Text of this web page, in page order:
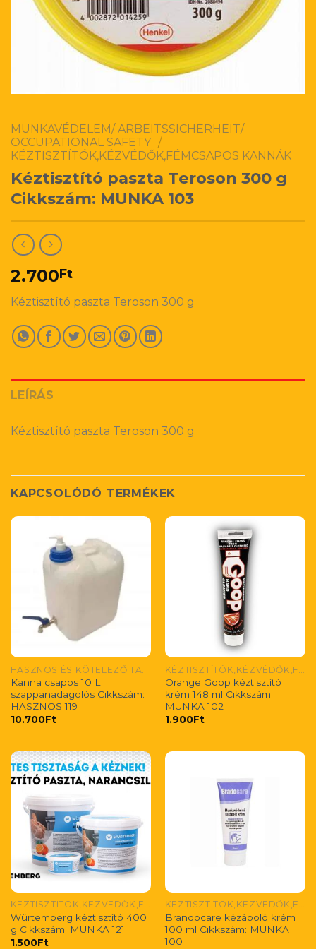
MUNKAVÉDELEM/ ARBEITSSICHERHEIT/
OCCUPATIONAL SAFETY /
KÉZTISZTÍTÓK,KÉZVÉDŐK,FÉMCSAPOS KANNÁK
Kéztisztító paszta Teroson 300 g
Cikkszám: MUNKA 103
2.700Ft
Kéztisztító paszta Teroson 300 g
LEÍRÁS
Kéztisztító paszta Teroson 300 g
KAPCSOLÓDÓ TERMÉKEK
Kanna csapos 10 L
szappanadagolós Cikkszám:
HASZNOS 119
10.700Ft
Orange Goop kéztisztító
krém 148 ml Cikkszám:
MUNKA 102
1.900Ft
KÉZTISZTÍTÓK,KÉZVÉDŐK,FÉMCSAPOS KANNÁK
Würtemberg kéztisztító 400
g Cikkszám: MUNKA 121
1.500Ft
KÉZTISZTÍTÓK,KÉZVÉDŐK,FÉMCSAPOS KANNÁK
Brandocare kézápoló krém
100 ml Cikkszám: MUNKA
100